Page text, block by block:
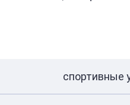
спортивные